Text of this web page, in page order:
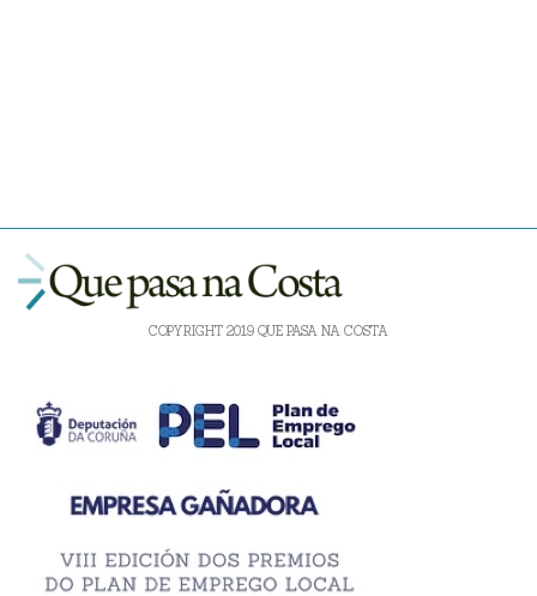
COPYRIGHT 2019 QUE PASA NA COSTA